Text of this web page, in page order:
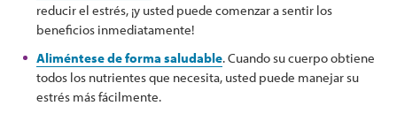
reducir el estrés, ¡y usted puede comenzar a sentir los
beneficios inmediatamente!
Aliméntese de forma saludable. Cuando su cuerpo obtiene
todos los nutrientes que necesita, usted puede manejar su
estrés más fácilmente.